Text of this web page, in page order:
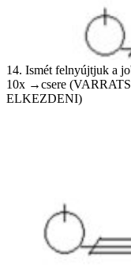
14. Ismét felnyújtjuk a
10x →csere
ELKEZDENI)